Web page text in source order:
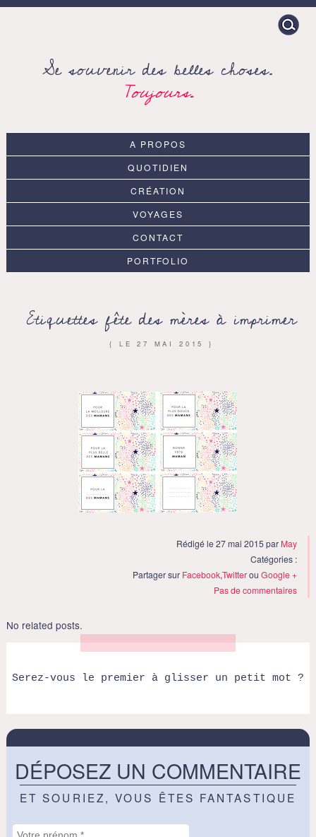
Search
for:
Se souvenir des belles choses.
Toujours.
A PROPOS
QUOTIDIEN
CRÉATION
VOYAGES
CONTACT
PORTFOLIO
Etiquettes fête des mères à imprimer
{ LE27 MAI 2015 }
Rédigé le 27 mai 2015 par May
Catégories :
Partager sur Facebook,TwitterouGoogle +
Pas de commentaires
No related posts.
Serez-vous le premier à glisser un petit mot ?
DÉPOSEZ UN COMMENTAIRE
ET SOURIEZ, VOUS ÊTES FANTASTIQUE